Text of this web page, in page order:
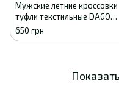
Мужские летние кроссовки
туфли текстильные DAGO
черные комфорт 41
650 грн